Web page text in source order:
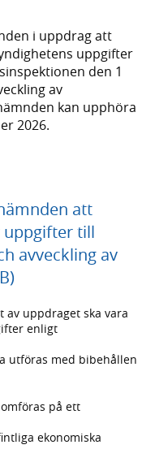
i uppdrag att
uppgifter
den 1
av
kan upphöra
2026.
att
till
avveckling av
av uppdraget ska vara
enligt
utföras med bibehållen
på ett
ekonomiska